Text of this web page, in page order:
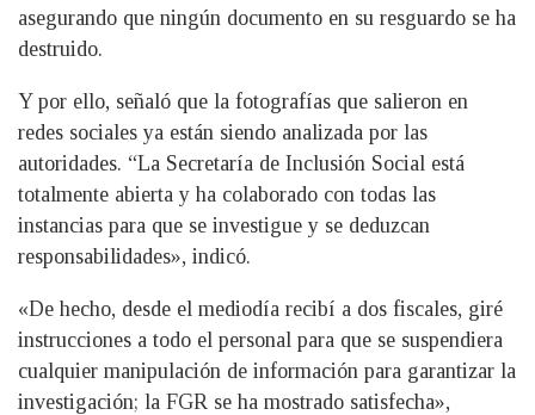
asegurando que ningún documento en su resguardo se ha
destruido.
Y por ello, señaló que la fotografías que salieron en
redes sociales ya están siendo analizada por las
autoridades. “La Secretaría de Inclusión Social está
totalmente abierta y ha colaborado con todas las
instancias para que se investigue y se deduzcan
responsabilidades», indicó.
«De hecho, desde el mediodía recibí a dos fiscales, giré
instrucciones a todo el personal para que se suspendiera
cualquier manipulación de información para garantizar la
investigación; la FGR se ha mostrado satisfecha»,